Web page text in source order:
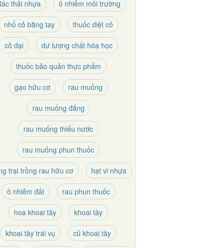
thải nhựa ô nhiễm môi trường
nhổ cỏ bằng tay thuốc diệt cỏ
cỏ dại dư lượng chất hóa học
thuốc bảo quản thực phẩm
gạo hữu cơ rau muống
rau muống đắng
rau muống thiếu nước
rau muống phun thuốc
trại trồng rau hữu cơ hạt vi nhựa
ô nhiễm đất rau phun thuốc
hoa khoai tây khoai tây
khoai tây trái vụ củ khoai tây